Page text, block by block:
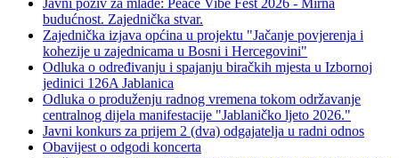
Javni poziv za mlade: Peace Vibe Fest 2026 - Mirna
budućnost. Zajednička stvar.
Zajednička izjava općina u projektu "Jačanje povjerenja i
kohezije u zajednicama u Bosni i Hercegovini"
Odluka o određivanju i spajanju biračkih mjesta u Izbornoj
jedinici 126A Jablanica
Odluka o produženju radnog vremena tokom održavanje
centralnog dijela manifestacije "Jablaničko ljeto 2026."
Javni konkurs za prijem 2 (dva) odgajatelja u radni odnos
Obavijest o odgodi koncerta